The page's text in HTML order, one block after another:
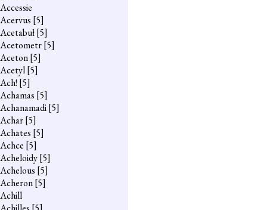
Accessie
Acervus [5]
Acetabuł[5]
Acetometr[5]
Aceton[5]
Acetyl[5]
Ach! [5]
Achamas [5]
Achanamadi[5]
Achar[5]
Achates [5]
Achce [5]
Acheloidy[5]
Achelous [5]
Acheron[5]
Achill